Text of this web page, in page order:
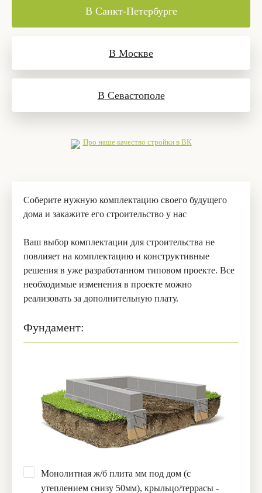
В Санкт-Петербурге
В Москве
В Севастополе
Про наше качество стройки в ВК
Соберите нужную комплектацию своего будущего
дома и закажите его строительство у нас
Ваш выбор комплектации для строительства не
повлияет на комплектацию и конструктивные
решения в уже разработанном типовом проекте. Все
необходимые изменения в проекте можно
реализовать за дополнительную плату.
Фундамент:
Монолитная ж/б плита мм под дом (с
утеплением снизу 50мм), крыльцо/террасы -